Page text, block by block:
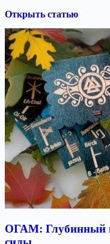
Открыть статью
ОГАМ: Глубинный